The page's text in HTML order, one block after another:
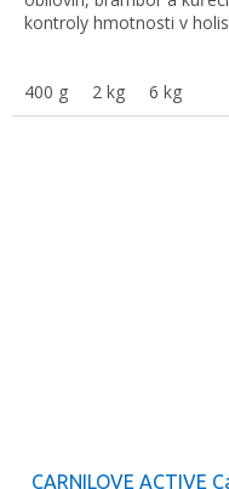
kontroly hmotnosti v
400 g 2 kg 6 kg
CARNILOVE ACTIVE